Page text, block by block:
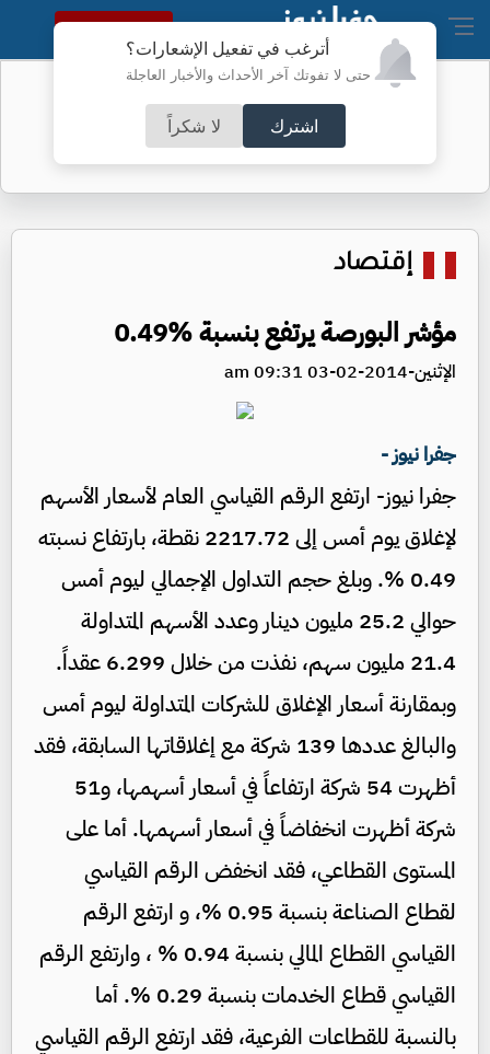
أترغب في تفعيل الإشعارات؟
حتى لا تفوتك آخر الأحداث والأخبار العاجلة
اشترك لا شكراً
النسخة الكاملة
إقتصاد
مؤشر البورصة يرتفع بنسبة %0.49
الإثنين-2014-02-03 09:31 am
جفرا نيوز -
جفرا نيوز- ارتفع الرقم القياسي العام لأسعار الأسهم
لإغلاق يوم أمس إلى 2217.72 نقطة، بارتفاع نسبته
0.49 %. وبلغ حجم التداول الإجمالي ليوم أمس
حوالي 25.2 مليون دينار وعدد الأسهم المتداولة
21.4 مليون سهم، نفذت من خلال 6.299 عقداً.
وبمقارنة أسعار الإغلاق للشركات المتداولة ليوم أمس
والبالغ عددها 139 شركة مع إغلاقاتها السابقة، فقد
أظهرت 54 شركة ارتفاعاً في أسعار أسهمها، و51
شركة أظهرت انخفاضاً في أسعار أسهمها. أما على
المستوى القطاعي، فقد انخفض الرقم القياسي
لقطاع الصناعة بنسبة 0.95 %، و ارتفع الرقم
القياسي القطاع المالي بنسبة 0.94 % ، وارتفع الرقم
القياسي قطاع الخدمات بنسبة 0.29 %. أما
بالنسبة للقطاعات الفرعية، فقد ارتفع الرقم القياسي